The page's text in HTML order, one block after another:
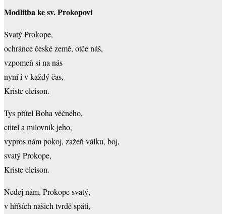
Modlitba ke sv. Prokopovi
Svatý Prokope,
ochránce české země, otče náš,
vzpomeň si na nás
nyní i v každý čas,
Kriste eleison.
Tys přítel Boha věčného,
ctitel a milovník jeho,
vypros nám pokoj, zažeň válku, boj,
svatý Prokope,
Kriste eleison.
Nedej nám, Prokope svatý,
v hříších našich tvrdě spáti,